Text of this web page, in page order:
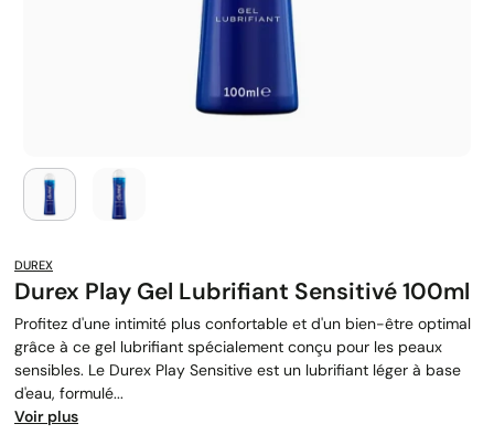
DUREX
Durex Play Gel Lubrifiant Sensitivé 100ml
Profitez d'une intimité plus confortable et d'un bien-être optimal
grâce à ce gel lubrifiant spécialement conçu pour les peaux
sensibles. Le Durex Play Sensitive est un lubrifiant léger à base
d'eau, formulé...
Voir plus